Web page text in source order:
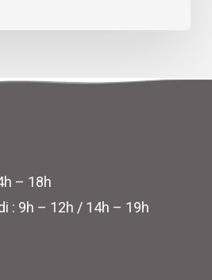
– 18h
: 9h – 12h / 14h – 19h